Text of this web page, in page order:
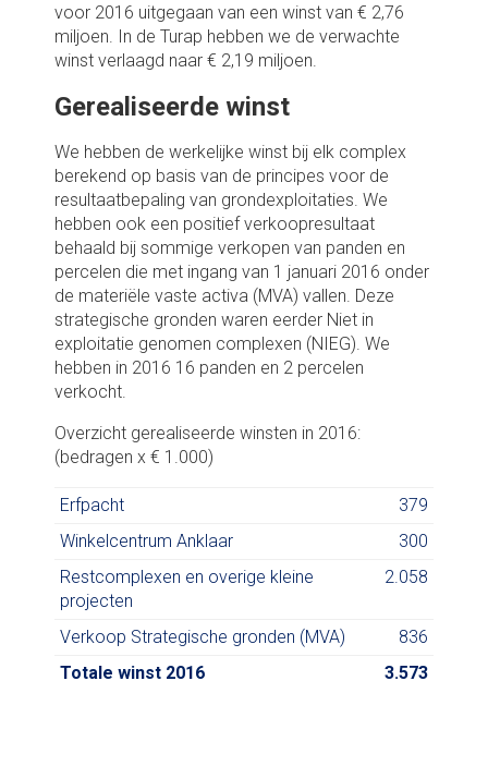
voor 2016 uitgegaan van een winst van € 2,76
miljoen. In de Turap hebben we de verwachte
winst verlaagd naar € 2,19 miljoen.
Gerealiseerde winst
We hebben de werkelijke winst bij elk complex
berekend op basis van de principes voor de
resultaatbepaling van grondexploitaties. We
hebben ook een positief verkoopresultaat
behaald bij sommige verkopen van panden en
percelen die met ingang van 1 januari 2016 onder
de materiële vaste activa (MVA) vallen. Deze
strategische gronden waren eerder Niet in
exploitatie genomen complexen (NIEG). We
hebben in 2016 16 panden en 2 percelen
verkocht.
Overzicht gerealiseerde winsten in 2016:
(bedragen x € 1.000)
Erfpacht
379
Winkelcentrum Anklaar
300
Restcomplexen en overige kleine
projecten
2.058
Verkoop Strategische gronden (MVA)
836
Totale winst 2016
3.573